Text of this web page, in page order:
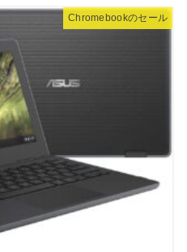
Chromebookのセール